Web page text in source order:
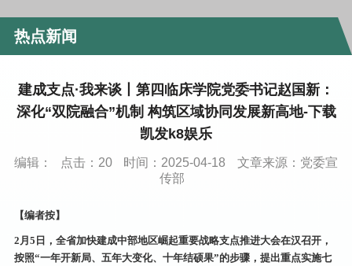
热点新闻
建成支点·我来谈丨第四临床学院党委书记赵国新：
深化“双院融合”机制 构筑区域协同发展新高地-下载
凯发k8娱乐
编辑： 点击： 20 时间：2025-04-18
文章来源：党委宣
传部
【编者按】
2月5日，全省加快建成中部地区崛起重要战略支点推进大会在汉召开，
按照“一年开新局、五年大变化、十年结硕果”的步骤，提出重点实施七